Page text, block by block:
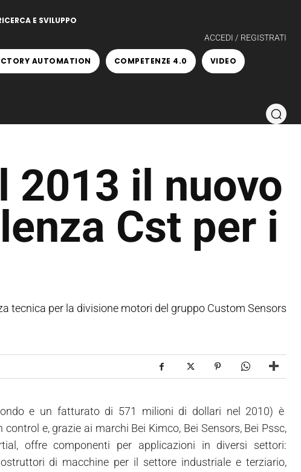
E SVILUPPO
ACCEDI / REGISTRATI
AUTOMATION COMPETENZE 4.0 VIDEO
2013 il nuovo
Cst per i
tecnica per la divisione motori del gruppo Custom Sensors
e un fatturato di 571 milioni di dollari nel 2010) è
e, grazie ai marchi Bei Kimco, Bei Sensors, Bei Pssc,
offre componenti per applicazioni in diversi settori:
di macchine per il settore industriale e terziario,